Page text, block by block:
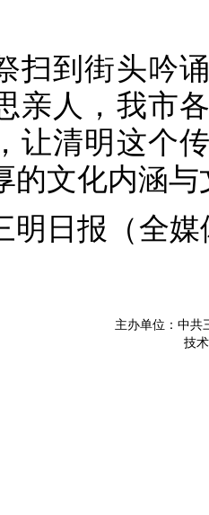
到街头吟诵
亲人，我市
让清明这个
的文化内涵与
日报（全媒
主办单位：中
技